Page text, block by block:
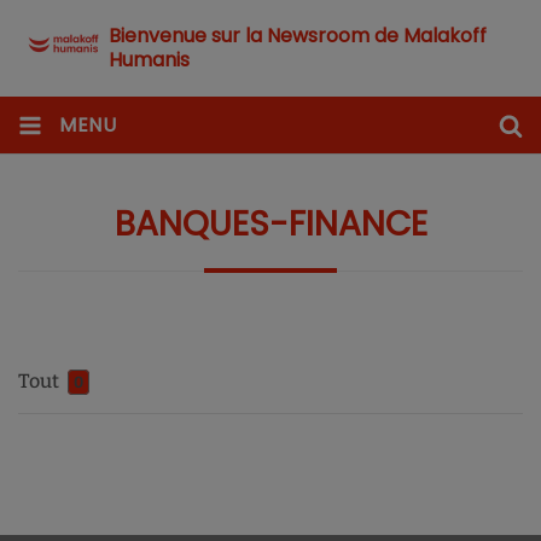
Bienvenue sur la Newsroom de Malakoff
Humanis
MENU
BANQUES-FINANCE
Tout 0